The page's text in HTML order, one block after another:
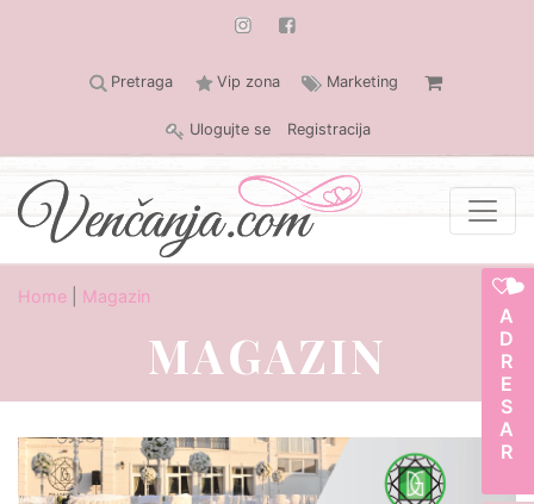
Pretraga Vip zona Marketing
Ulogujte se Registracija
ADRESAR
Home Magazin
MAGAZIN